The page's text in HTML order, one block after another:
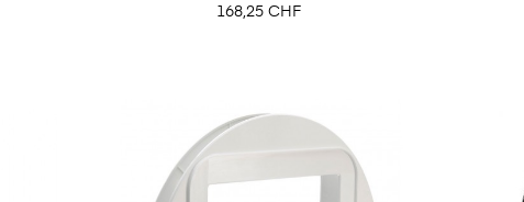
Prix
168,25 CHF